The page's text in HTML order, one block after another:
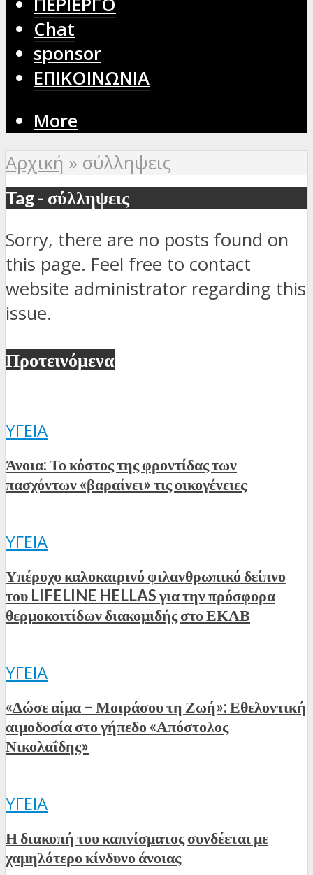
Chat
sponsor
ΕΠΙΚΟΙΝΩΝΙΑ
More
Αρχική » σύλληψεις
Tag - σύλληψεις
Sorry, there are no posts found on
this page. Feel free to contact
website administrator regarding this
issue.
Προτεινόμενα
ΥΓΕΊΑ
Άνοια: Το κόστος της φροντίδας των
πασχόντων «βαραίνει» τις οικογένειες
ΥΓΕΊΑ
Υπέροχο καλοκαιρινό φιλανθρωπικό δείπνο
του LIFELINE HELLAS για την πρόσφορα
θερμοκοιτίδων διακομιδής στο ΕΚΑΒ
ΥΓΕΊΑ
«Δώσε αίμα – Μοιράσου τη Ζωή»: Εθελοντική
αιμοδοσία στο γήπεδο «Απόστολος
Νικολαΐδης»
ΥΓΕΊΑ
Η διακοπή του καπνίσματος συνδέεται με
χαμηλότερο κίνδυνο άνοιας